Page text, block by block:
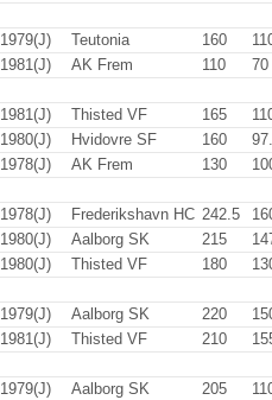
1979(J) Teutonia 160
1981(J) AK Frem 110 70
1981(J) Thisted VF 165
1980(J) Hvidovre SF 160
1978(J) AK Frem 130
1978(J) Frederikshavn HC 242.5
1980(J) Aalborg SK 215
1980(J) Thisted VF 180
1979(J) Aalborg SK 220
1981(J) Thisted VF 210
1979(J) Aalborg SK 205